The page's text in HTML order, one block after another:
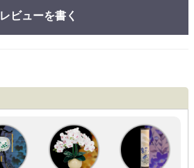
レビューを書く